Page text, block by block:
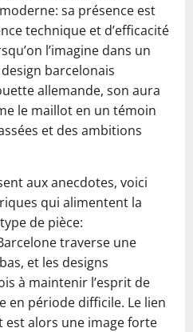
sa présence est
technique et d’efficacité
l’imagine dans un
barcelonais
allemande, son aura
le maillot en un témoin
et des ambitions
aux anecdotes, voici
qui alimentent la
de pièce:
traverse une
et les designs
à maintenir l’esprit de
en période difficile. Le lien
est alors une image forte